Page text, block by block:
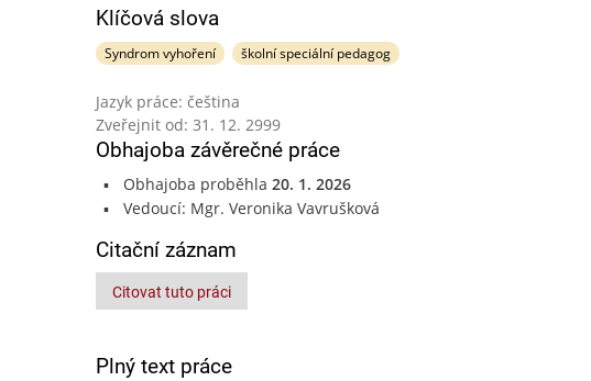
Klíčová slova
Syndrom vyhoření školní speciální pedagog
Jazyk práce: čeština
Zveřejnit od: 31. 12. 2999
Obhajoba závěrečné práce
Obhajoba proběhla 20. 1. 2026
Vedoucí: Mgr. Veronika Vavrušková
Citační záznam
Citovat tuto práci
Plný text práce